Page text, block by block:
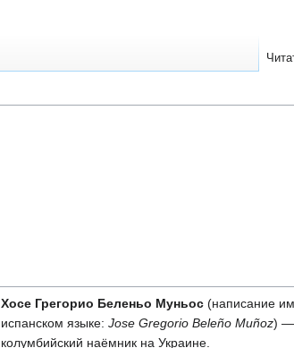
Хосе Грегорио Беленьо Муньос(написание
испанском языке: Jose Gregorio Beleño Muñoz) —
колумбийский наёмник на Украине.